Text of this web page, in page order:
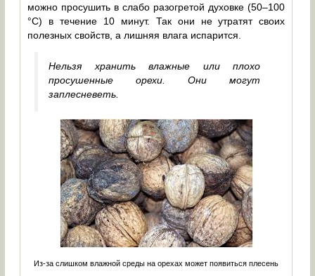
можно просушить в слабо разогретой духовке (50–100
°C) в течение 10 минут. Так они не утратят своих
полезных свойств, а лишняя влага испарится.
Нельзя хранить влажные или плохо
просушенные орехи. Они могут
заплесневеть.
Из-за слишком влажной среды на орехах может появиться плесень